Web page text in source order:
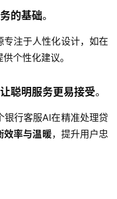
的基础。
注于人性化设计，如在
个性化建议。
聪明服务更易接受。
银行客服AI在精准处理贷
效率与温暖，提升用户忠